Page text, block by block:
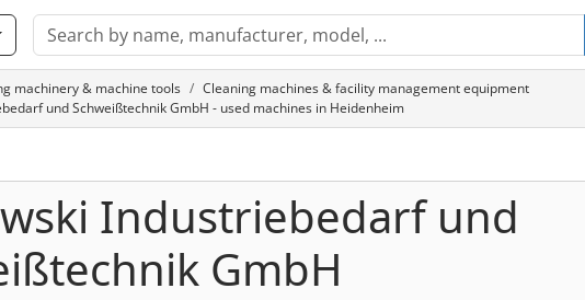
machinery & machine tools
Cleaning machines & facility management equipment
und Schweißtechnik GmbH - used machines in Heidenheim
Industriebedarf und
GmbH